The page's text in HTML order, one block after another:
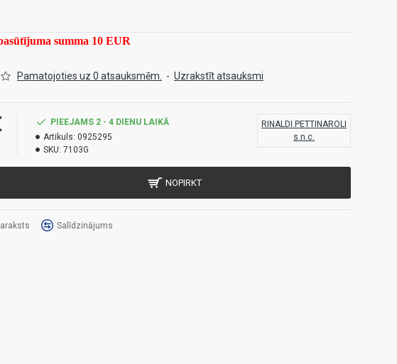
summa 10 EUR
Pamatojoties uz 0 atsauksmēm. - Uzrakstīt atsauksmi
PIEEJAMS 2 - 4 DIENU LAIKĀ
Artikuls: 0925295
SKU: 7103G
RINALDI.PETTINAROLI
s.n.c.
NOPIRKT
Salīdzinājums